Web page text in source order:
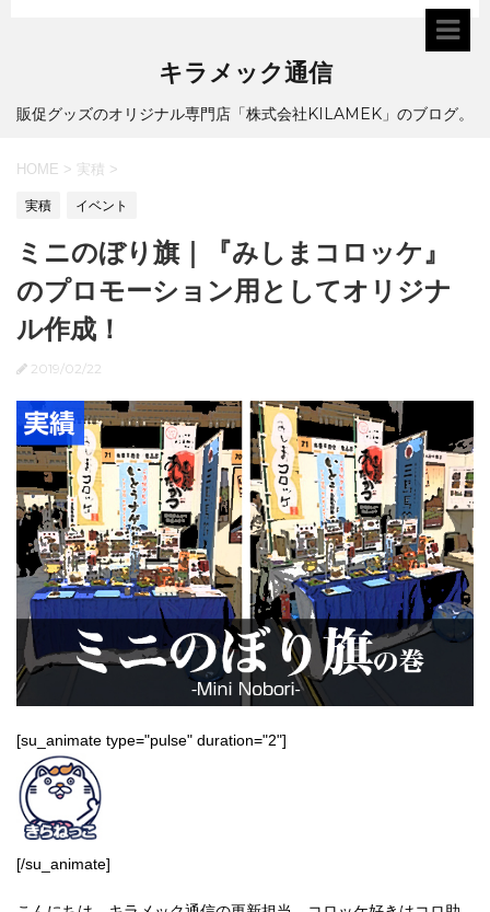
キラメック通信
販促グッズのオリジナル専門店「株式会社KILAMEK」のブログ。
HOME > 実積 >
実積 イベント
ミニのぼり旗｜『みしまコロッケ』
のプロモーション用としてオリジナ
ル作成！
2019/02/22
[su_animate type="pulse" duration="2"]
[/su_animate]